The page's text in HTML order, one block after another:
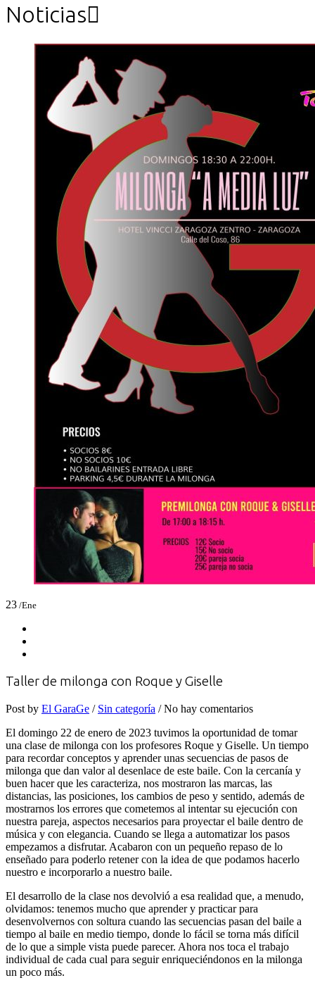
Noticias
23 /Ene
Taller de milonga con Roque y Giselle
Post by El GaraGe / Sin categoría / No hay comentarios
El domingo 22 de enero de 2023 tuvimos la oportunidad de tomar
una clase de milonga con los profesores Roque y Giselle. Un tiempo
para recordar conceptos y aprender unas secuencias de pasos de
milonga que dan valor al desenlace de este baile. Con la cercanía y
buen hacer que les caracteriza, nos mostraron las marcas, las
distancias, las posiciones, los cambios de peso y sentido, además de
mostrarnos los errores que cometemos al intentar su ejecución con
nuestra pareja, aspectos necesarios para proyectar el baile dentro de
música y con elegancia. Cuando se llega a automatizar los pasos
empezamos a disfrutar. Acabaron con un pequeño repaso de lo
enseñado para poderlo retener con la idea de que podamos hacerlo
nuestro e incorporarlo a nuestro baile.
El desarrollo de la clase nos devolvió a esa realidad que, a menudo,
olvidamos: tenemos mucho que aprender y practicar para
desenvolvernos con soltura cuando las secuencias pasan del baile a
tiempo al baile en medio tiempo, donde lo fácil se torna más difícil
de lo que a simple vista puede parecer. Ahora nos toca el trabajo
individual de cada cual para seguir enriqueciéndonos en la milonga
un poco más.